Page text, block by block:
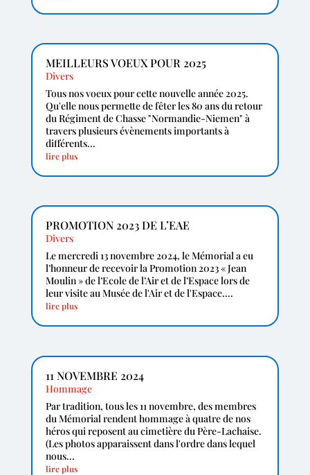
MEILLEURS VOEUX POUR 2025
Divers
Tous nos voeux pour cette nouvelle année 2025.
Qu'elle nous permette de fêter les 80 ans du retour
du Régiment de Chasse "Normandie-Niemen" à
travers plusieurs évènements importants à
différents...
lire plus
PROMOTION 2023 DE L’EAE
Divers
Le mercredi 13 novembre 2024, le Mémorial a eu
l’honneur de recevoir la Promotion 2023 « Jean
Moulin » de l’Ecole de l’Air et de l’Espace lors de
leur visite au Musée de l'Air et de l'Espace....
lire plus
11 NOVEMBRE 2024
Hommage
Par tradition, tous les 11 novembre, des membres
du Mémorial rendent hommage à quatre de nos
héros qui reposent au cimetière du Père-Lachaise.
(Les photos apparaissent dans l'ordre dans lequel
nous...
lire plus